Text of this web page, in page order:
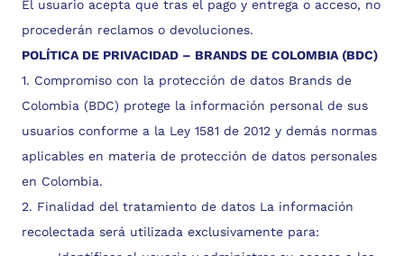
El usuario acepta que tras el pago y entrega o acceso, no
procederán reclamos o devoluciones.
POLÍTICA DE PRIVACIDAD – BRANDS DE COLOMBIA (BDC)
1. Compromiso con la protección de datos Brands de
Colombia (BDC) protege la información personal de sus
usuarios conforme a la Ley 1581 de 2012 y demás normas
aplicables en materia de protección de datos personales
en Colombia.
2. Finalidad del tratamiento de datos La información
recolectada será utilizada exclusivamente para: